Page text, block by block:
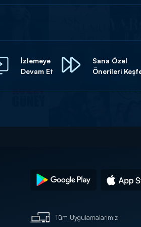
İzlemeye
Devam Et
Sana Özel
Önerileri
Tüm Uygulamalarımız